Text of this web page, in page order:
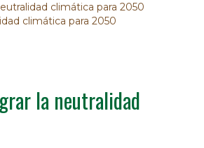
climática para 2050
climática para 2050
la neutralidad